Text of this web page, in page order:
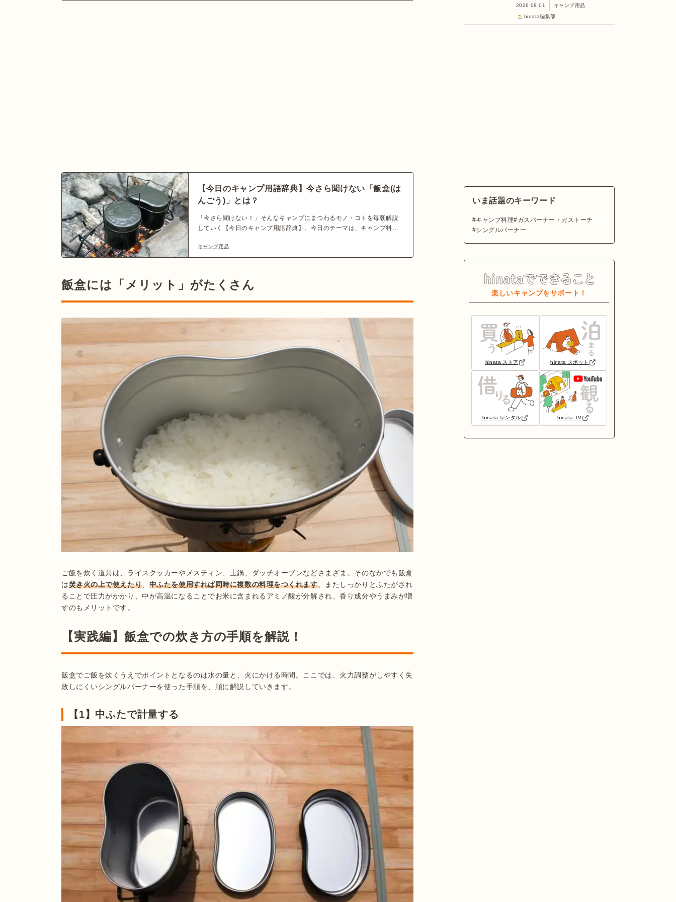
【今日のキャンプ用語辞典】今さら聞けない「飯盒(は
んごう)」とは？
「今さら聞けない！」そんなキャンプにまつわるモノ・コトを毎朝解説
していく【今日のキャンプ用語辞典】。今日のテーマは、キャンプ料理
め品もまとめて紹介します。
キャンプ用品
飯盒には「メリット」がたくさん
ご飯を炊く道具は、ライスクッカーやメスティン、土鍋、ダッチオーブンなどさまざま。そのなかでも飯盒
は焚き火の上で使えたり、 中ふたを使用すれば同時に複数の料理をつくれます。またしっかりとふたがされ
ることで圧力がかかり、中が高温になることでお米に含まれるアミノ酸が分解され、香り成分やうまみが増
すのもメリットです。
【実践編】飯盒での炊き方の手順を解説！
飯盒でご飯を炊くうえでポイントとなるのは水の量と、火にかける時間。ここでは、火力調整がしやすく失
敗しにくいシングルバーナーを使った手順を、順に解説していきます。
【1】中ふたで計量する
2026.08.01
キャンプ用品
hinata編集部
いま話題のキーワード
キャンプ料理
ガスバーナー・ガストーチ
シングルバーナー
楽しいキャンプをサポート！
hinata ストア hinata スポット
hinata レンタル hinata TV